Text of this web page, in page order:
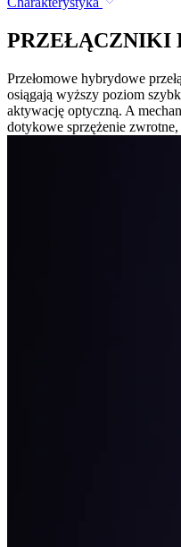
PRZEŁĄCZNIKI
Przełomowe hybrydowe
osiągają wyższy poziom
aktywację optyczną. A
dotykowe sprzężenie